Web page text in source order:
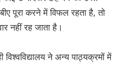
पूरा करने में विफल रहता है, तो
नहीं रह जाता है।
ने अन्य पाठ्यक्रमों में